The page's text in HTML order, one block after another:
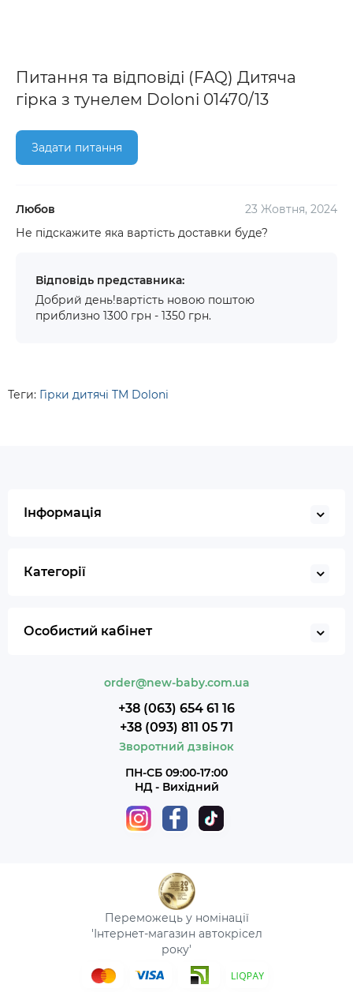
Питання та відповіді (FAQ) Дитяча
гірка з тунелем Doloni 01470/13
Задати питання
Любов
23 Жовтня, 2024
Не підскажите яка вартість доставки буде?
Відповідь представника:
Добрий день!вартість новою поштою
приблизно 1300 грн - 1350 грн.
Теги: Гірки дитячі TM Doloni
Інформація
Категорії
Особистий кабінет
order@new-baby.com.ua
+38 (063) 654 61 16
+38 (093) 811 05 71
Зворотний дзвінок
ПН-СБ 09:00-17:00
НД - Вихідний
Переможець у номінації
'Інтернет-магазин автокрісел
року'